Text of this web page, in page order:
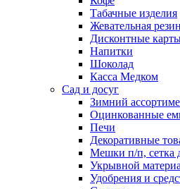
Табачные изделия
Жевательная
Дисконтные
Напитки
Шоколад
Касса Медком
Сад и досуг
Зимний
Оцинкованные
Печи
Декоративные
Мешки п/п, сетка
Укрывной
Удобрения и